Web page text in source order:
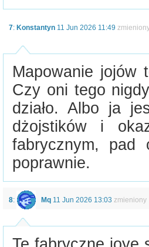
7: Konstantyn 11 Jun 2026 11:49
Mapowanie jojów
Czy oni tego
działo. Albo ja
dżojstików i
fabrycznym, pad
poprawnie.
8: Mq 11 Jun 2026 13:03 zmieniony